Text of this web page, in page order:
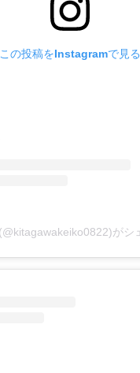
この投稿をInstagramで見る